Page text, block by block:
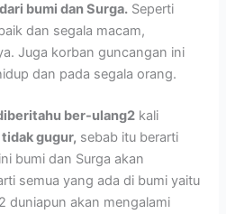
bumi dan Surga. Seperti
dan segala macam,
Juga korban guncangan ini
dan pada segala orang.
ber-ulang2 kali
tidak gugur, sebab itu berarti
bumi dan Surga akan
semua yang ada di bumi yaitu
duniapun akan mengalami